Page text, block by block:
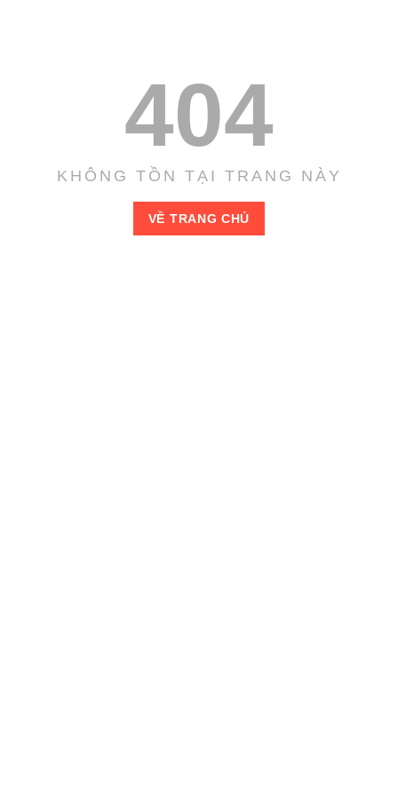
404
KHÔNG TỒN TẠI TRANG NÀY
VỀ TRANG CHỦ